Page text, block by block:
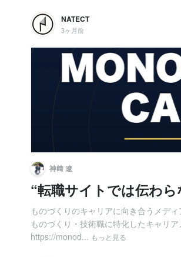
NATECT
3ヶ月前
神﨑 遼
“転職サイトでは伝わ
ものづくりのキャリアに向き合うメデ
ものづくり・技術職に特化したキャリ
https://monod... もっと見る